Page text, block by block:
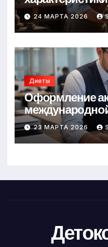
24 МАРТА 2026
Диеты
Оформление
23 МАРТА 2026